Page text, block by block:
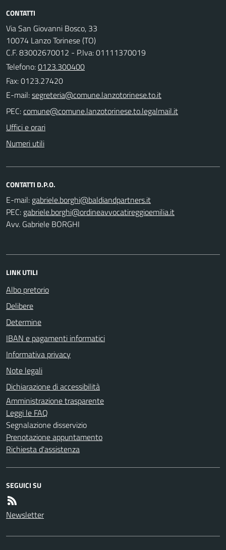
CONTATTI
Via San Giovanni Bosco, 33
10074 Lanzo Torinese (TO)
C.F. 83002670012 - P.Iva: 01111370019
Telefono:0123.300400
Fax: 0123.27420
E-mail:
PEC:
Uffici e orari
Numeri utili
CONTATTI D.P.O.
E-mail:
PEC:
Avv. Gabriele BORGHI
LINK UTILI
Albo pretorio
Delibere
Determine
IBAN e pagamenti informatici
Informativa privacy
Note legali
Dichiarazione di accessibilità
Amministrazione trasparente
Leggi le FAQ
Segnalazione disservizio
Prenotazione appuntamento
Richiesta d'assistenza
SEGUICI SU
Newsletter